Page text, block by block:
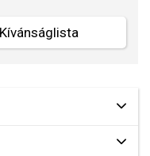
Kívánságlista